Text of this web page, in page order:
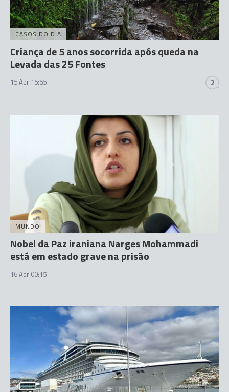
CASOS DO DIA
Criança de 5 anos socorrida após queda na
Levada das 25 Fontes
15 Abr 15:55 2
MUNDO
Nobel da Paz iraniana Narges Mohammadi
está em estado grave na prisão
16 Abr 00:15